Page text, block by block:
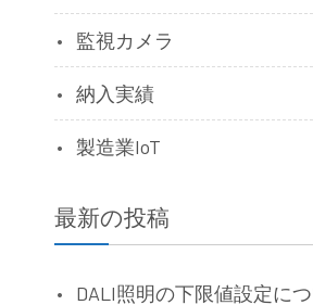
監視カメラ
納入実績
製造業IoT
最新の投稿
DALI照明の下限値設定に